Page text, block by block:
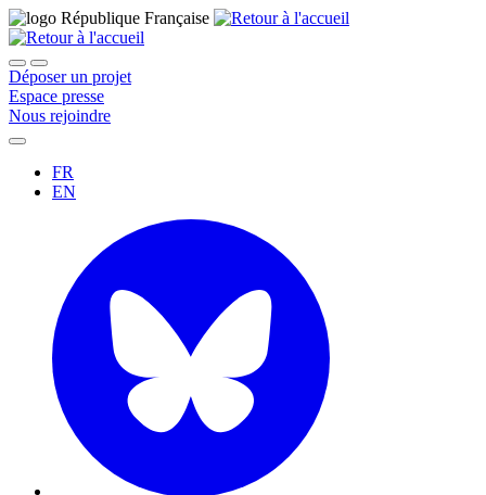
Déposer un projet
Espace presse
Nous rejoindre
FR
EN